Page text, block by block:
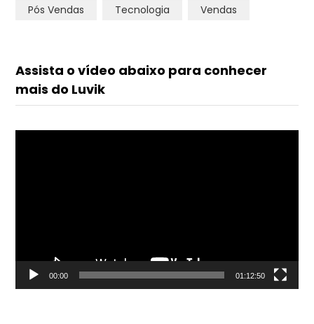
Pós Vendas
Tecnologia Vendas
Assista o vídeo abaixo para conhecer
mais do Luvik
00:00 01:12:50